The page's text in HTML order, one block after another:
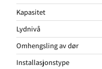
Kapasitet
Lydnivå
Omhengsling av dør
Installasjonstype